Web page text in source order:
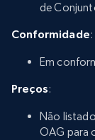
de
Conformidade:
Em
Preços:
Não
OAG para